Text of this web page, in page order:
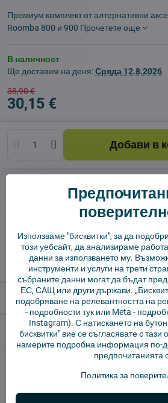
Премиум комплект от алтернативни
Roomba 800 и 900 Прочетете още
В наличност
Ще доставим на деня:Сряда 12.8.2026
38,90 €
30,15 €
Добави в
✅ Готов за изпращане веднага
✅ БЕЗПЛАТНА доставка над 55 EUR.
✅ 14 дни политика за връщане
Описание
Отзиви 0
Алтернативни
Използваме "бисквитки", за да
този уебсайт, да анализираме
данни за използването му.
инструменти и услуги на трети
събраните данни могат да бъдат
ЕС, САЩ или други държави.
подобряване на релевантността на
- подробности тукили Meta -
Instagram). С натискането на
бисквитки" вие се съгласявате с
намерите подробна информация по-
предпочитанията
Политика за